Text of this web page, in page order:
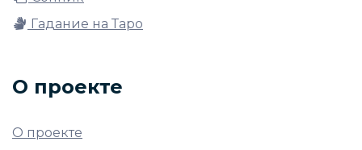
Гадание на Таро
О проекте
О проекте